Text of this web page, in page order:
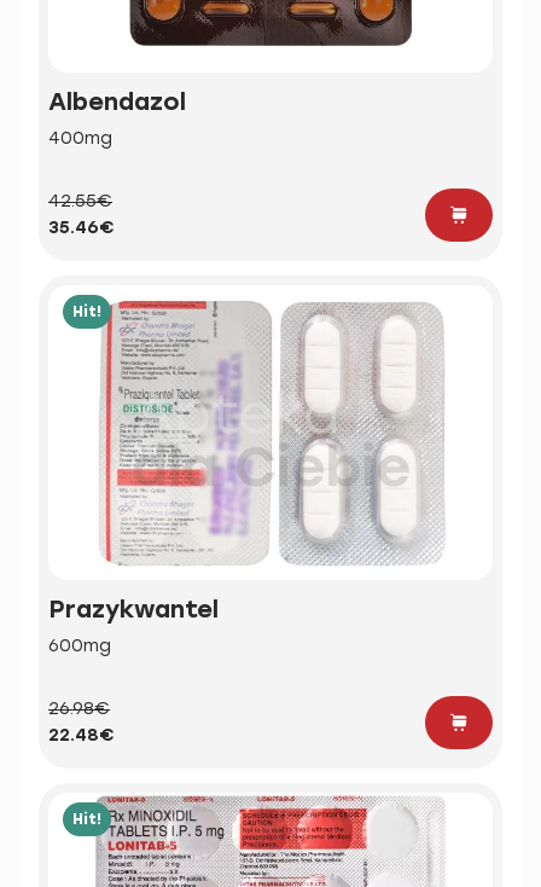
Albendazol
400mg
42.55€
35.46€
Hit!
Prazykwantel
600mg
26.98€
22.48€
Hit!